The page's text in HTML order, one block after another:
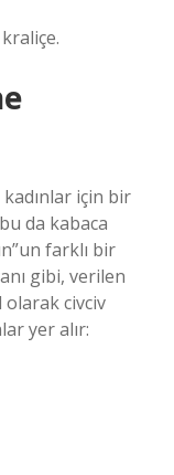
için bir
da kabaca
farklı bir
gibi, verilen
olarak civciv
yer alır: